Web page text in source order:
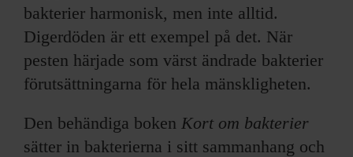
bakterier harmonisk, men inte alltid.
Digerdöden är ett exempel på det. När
pesten härjade som värst ändrade bakterier
förutsättningarna för hela mänskligheten.
Den behändiga boken Kort om bakterier
sätter in bakterierna i sitt sammanhang och